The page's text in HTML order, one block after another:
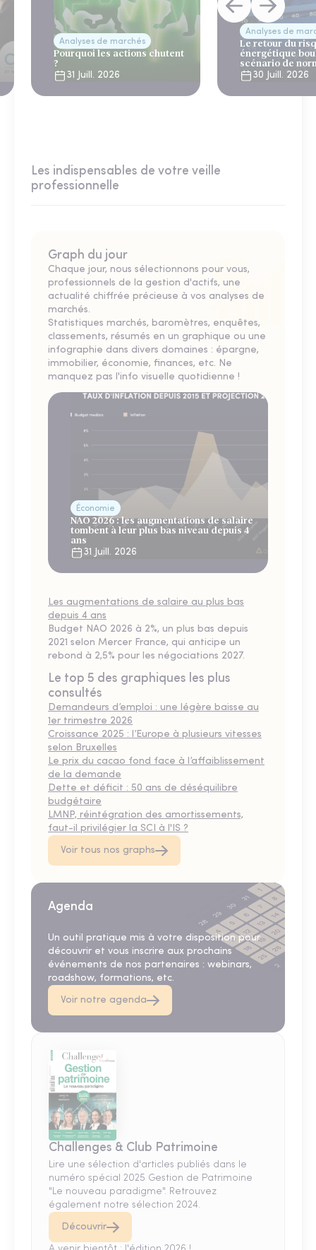
Analyses de marchés
Pourquoi les actions chutent
?
31 Juill. 2026
Analyses de
Le retour du
énergétique
scénario de
30 Juill. 2026
Les indispensables de votre veille
professionnelle
Graph du jour
Chaque jour, nous sélectionnons pour vous,
professionnels de la gestion d'actifs, une
actualité chiffrée précieuse à vos analyses de
marchés.
Statistiques marchés, baromètres, enquêtes,
classements, résumés en un graphique ou une
infographie dans divers domaines : épargne,
immobilier, économie, finances, etc. Ne
manquez pas l'info visuelle quotidienne !
Économie
NAO 2026 : les augmentations de salaire
tombent à leur plus bas niveau depuis 4
ans
31 Juill. 2026
Les augmentations de salaire au plus bas
depuis 4 ans
Budget NAO 2026 à 2%, un plus bas depuis
2021 selon Mercer France, qui anticipe un
rebond à 2,5% pour les négociations 2027.
Le top 5 des graphiques les plus
consultés
Demandeurs d’emploi : une légère baisse au
1er trimestre 2026
Croissance 2025 : l’Europe à plusieurs vitesses
selon Bruxelles
Le prix du cacao fond face à l’affaiblissement
de la demande
Dette et déficit : 50 ans de déséquilibre
budgétaire
LMNP, réintégration des amortissements,
faut-il privilégier la SCI à l'IS ?
Voir tous nos graphs
Agenda
Un outil pratique mis à votre disposition pour
découvrir et vous inscrire aux prochains
événements de nos partenaires : webinars,
roadshow, formations, etc.
Voir notre agenda
Challenges & Club Patrimoine
Lire une sélection d'articles publiés dans le
numéro spécial 2025 Gestion de Patrimoine
"Le nouveau paradigme". Retrouvez
également notre sélection 2024.
Découvrir